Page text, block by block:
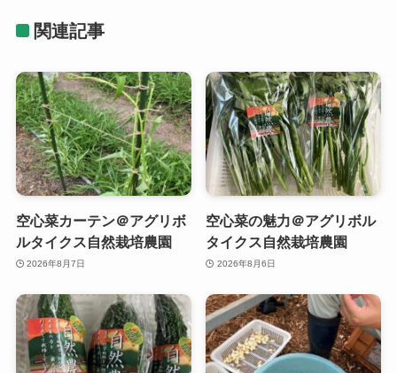
関連記事
空心菜カーテン＠アグリボ
ルタイクス自然栽培農園
2026年8月7日
空心菜の魅力＠アグリボル
タイクス自然栽培農園
2026年8月6日